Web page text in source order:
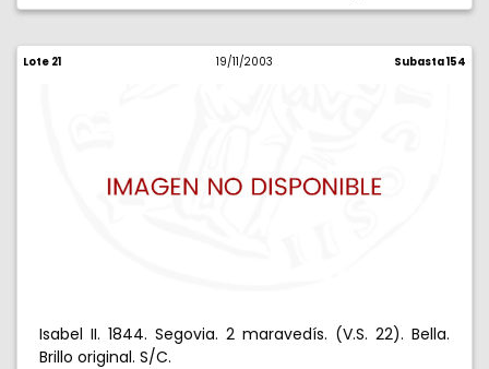
Lote 21 19/11/2003 Subasta 154
Isabel II. 1844. Segovia. 2 maravedís. (V.S. 22). Bella.
Brillo original. S/C.